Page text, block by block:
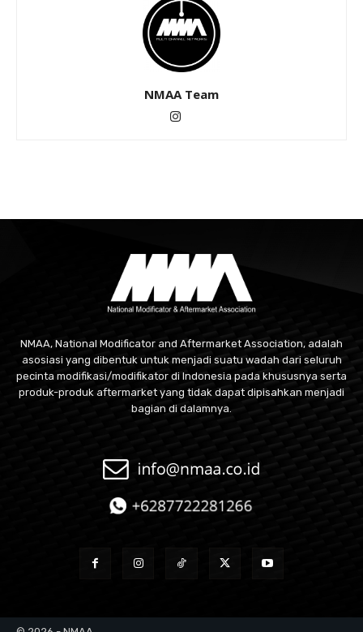
NMAA Team
NMAA, National Modificator and Aftermarket Association, adalah
asosiasi yang dibentuk untuk menjadi suatu wadah dari seluruh
pecinta modifikasi/modifikator di Indonesia pada khususnya serta
produk-produk aftermarket yang tidak dapat dipisahkan menjadi
bagian di dalamnya.